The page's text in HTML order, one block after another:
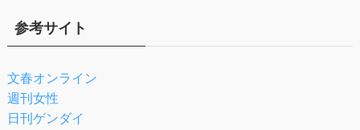
参考サイト
文春オンライン
週刊女性
日刊ゲンダイ